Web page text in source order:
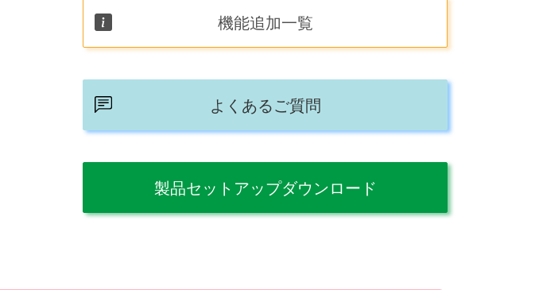
機能追加一覧
よくあるご質問
製品セットアップダウンロード